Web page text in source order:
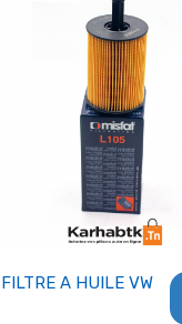
FILTRE A HUILE VW